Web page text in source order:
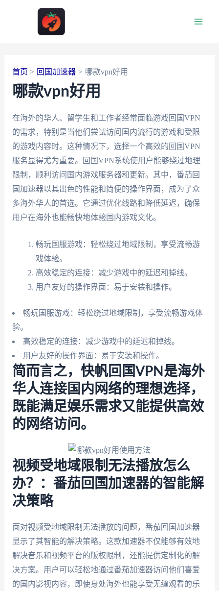
首页 回国加速器 哪款vpn好用
哪款vpn好用
在海外的华人、留学生和工作者经常面临游戏回国VPN
的需求，特别是当他们尝试访问国内流行的游戏和受限
的游戏内容时。这种情况下，选择一个高效的回国VPN
服务显得尤为重要。回国VPN系统使用户能够绕过地理
限制，顺利访问国内游戏服务器和更新。其中，番茄回
国加速器以其出色的性能和简便的操作界面，成为了众
多海外华人的首选。它通过优化线路和降低延迟，确保
用户在海外也能畅快地体验国内游戏文化。
畅玩国服游戏：轻松绕过地域限制，享受流畅游
戏体验。
高效稳定的连接：减少游戏中的延迟和掉线。
用户友好的操作界面：易于安装和操作。
畅玩国服游戏：轻松绕过地域限制，享受流畅游戏体
验。
高效稳定的连接：减少游戏中的延迟和掉线。
用户友好的操作界面：易于安装和操作。
简而言之，快帆回国VPN是海外
华人连接国内网络的理想选择，
既能满足娱乐需求又能提供高效
的网络访问。
视频受地域限制无法播放怎么
办？：番茄回国加速器的智能解
决策略
面对视频受地域限制无法播放的问题，番茄回国加速器
显示了其智能的解决策略。这款加速器不仅能够有效地
解决音乐和视频平台的版权限制，还能提供定制化的解
决方案。用户可以轻松地通过番茄加速器访问他们喜爱
的国内影视内容，即使身处海外也能享受无缝观看的乐